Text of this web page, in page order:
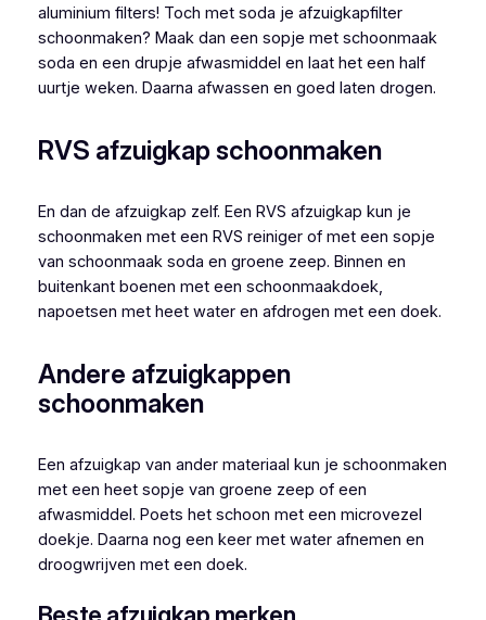
aluminium filters! Toch met soda je afzuigkapfilter
schoonmaken? Maak dan een sopje met schoonmaak
soda en een drupje afwasmiddel en laat het een half
uurtje weken. Daarna afwassen en goed laten drogen.
RVS afzuigkap schoonmaken
En dan de afzuigkap zelf. Een RVS afzuigkap kun je
schoonmaken met een RVS reiniger of met een sopje
van schoonmaak soda en groene zeep. Binnen en
buitenkant boenen met een schoonmaakdoek,
napoetsen met heet water en afdrogen met een doek.
Andere afzuigkappen
schoonmaken
Een afzuigkap van ander materiaal kun je schoonmaken
met een heet sopje van groene zeep of een
afwasmiddel. Poets het schoon met een microvezel
doekje. Daarna nog een keer met water afnemen en
droogwrijven met een doek.
Beste afzuigkap merken